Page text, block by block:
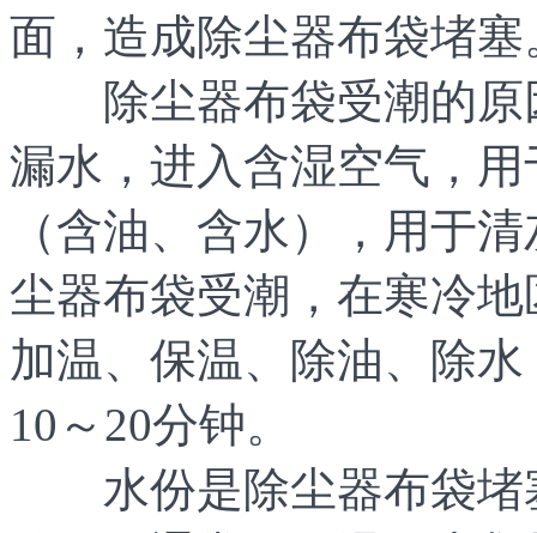
面，造成除尘器布袋堵塞
除尘器布袋受潮的原
漏水，进入含湿空气，
（含油、含水），用于
尘器布袋受潮，在寒冷
加温、保温、除油、除
10～20分钟。
水份是除尘器布袋堵